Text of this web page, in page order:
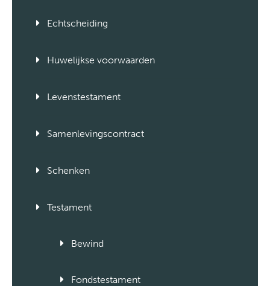
Echtscheiding
Huwelijkse voorwaarden
Levenstestament
Samenlevingscontract
Schenken
Testament
Bewind
Fondstestament